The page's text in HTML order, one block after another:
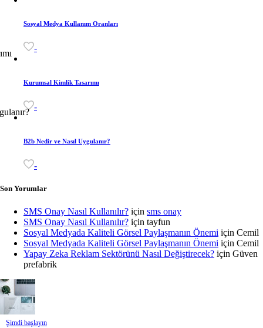
Sosyal Medya Kullanım Oranları
-
Kurumsal Kimlik Tasarımı
-
B2b Nedir ve Nasıl Uygulanır?
-
Son Yorumlar
SMS Onay Nasıl Kullanılır? için sms onay
SMS Onay Nasıl Kullanılır? için tayfun
Sosyal Medyada Kaliteli Görsel Paylaşmanın Önemi için Cemil
Sosyal Medyada Kaliteli Görsel Paylaşmanın Önemi için Cemil
Yapay Zeka Reklam Sektörünü Nasıl Değiştirecek? için Güven
prefabrik
Şimdi başlayın